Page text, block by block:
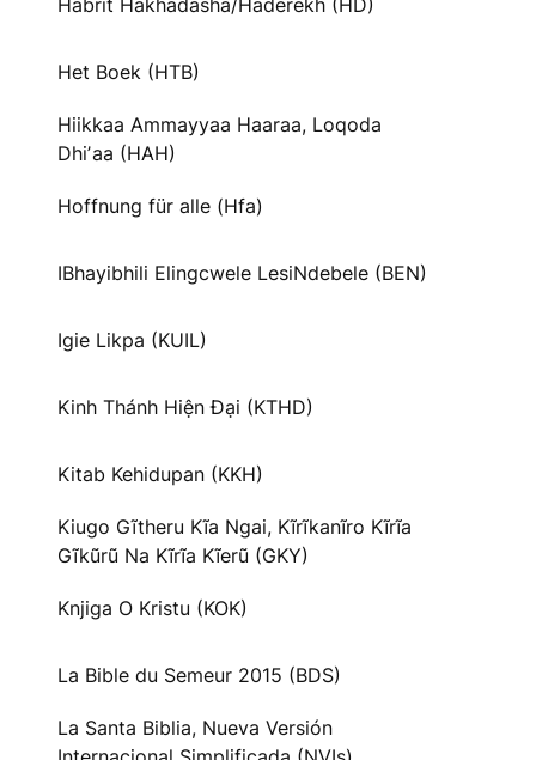
Habrit Hakhadasha/Haderekh (HD)
Het Boek (HTB)
Hiikkaa Ammayyaa Haaraa, Loqoda
Dhiʼaa (HAH)
Hoffnung für alle (Hfa)
IBhayibhili Elingcwele LesiNdebele (BEN)
Igie Likpa (KUIL)
Kinh Thánh Hiện Đại (KTHD)
Kitab Kehidupan (KKH)
Kiugo Gĩtheru Kĩa Ngai, Kĩrĩkanĩro Kĩrĩa
Gĩkũrũ Na Kĩrĩa Kĩerũ (GKY)
Knjiga O Kristu (KOK)
La Bible du Semeur 2015 (BDS)
La Santa Biblia, Nueva Versión